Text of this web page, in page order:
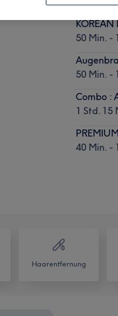
50 Min. -
50 Min. -
Combo :
1 Std. 15
40 Min. -
Haarentfernung